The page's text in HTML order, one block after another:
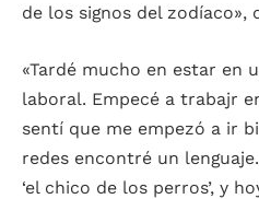
de los signos del zodíaco»,
«Tardé mucho en estar en
laboral. Empecé a trabajr
sentí que me empezó a ir
redes encontré un
‘el chico de los perros’, y